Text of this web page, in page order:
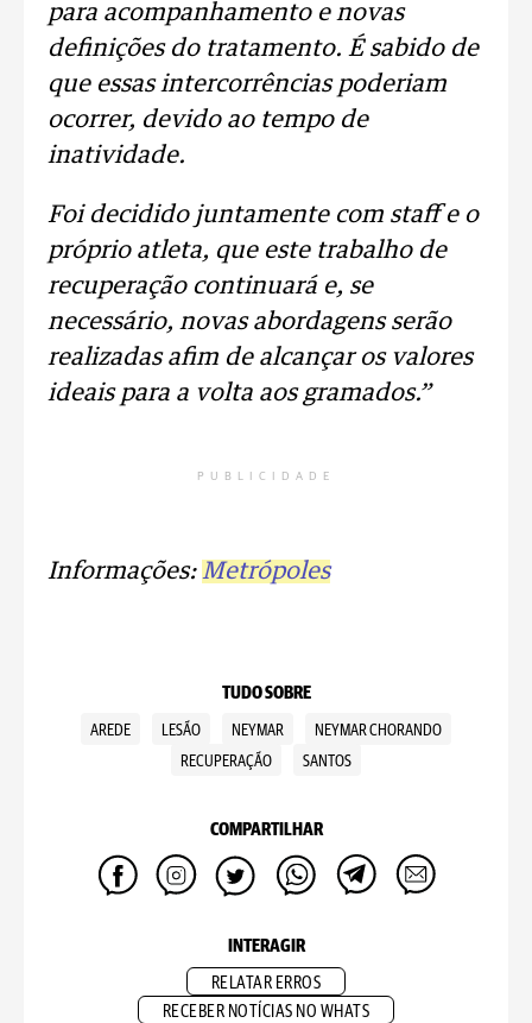
para acompanhamento e novas
definições do tratamento. É sabido de
que essas intercorrências poderiam
ocorrer, devido ao tempo de
inatividade.
Foi decidido juntamente com staff e o
próprio atleta, que este trabalho de
recuperação continuará e, se
necessário, novas abordagens serão
realizadas afim de alcançar os valores
ideais para a volta aos gramados.”
PUBLICIDADE
Informações: Metrópoles
TUDO SOBRE
AREDE LESÃO NEYMAR
NEYMAR CHORANDO
RECUPERAÇÃO
SANTOS
COMPARTILHAR
INTERAGIR
RELATAR ERROS
RECEBER NOTÍCIAS NO WHATS